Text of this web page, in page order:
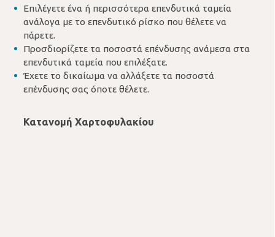
Επιλέγετε ένα ή περισσότερα επενδυτικά ταμεία
ανάλογα με το επενδυτικό ρίσκο που θέλετε να
πάρετε.
Προσδιορίζετε τα ποσοστά επένδυσης ανάμεσα στα
επενδυτικά ταμεία που επιλέξατε.
Έχετε το δικαίωμα να αλλάξετε τα ποσοστά
επένδυσης σας όποτε θέλετε.
Κατανομή Χαρτοφυλακίου